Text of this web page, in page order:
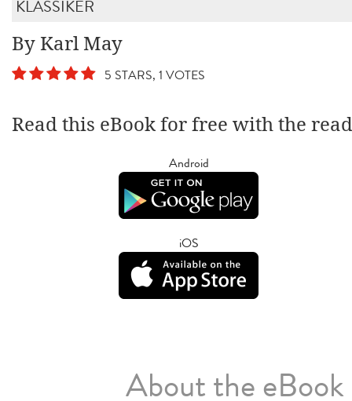
KLASSIKER
By Karl May
5 STARS, 1 VOTES
Read this eBook for free with the
Android
iOS
About the eBook